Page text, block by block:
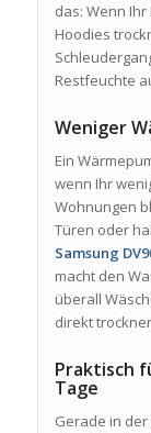
das: Wenn
Hoodies
Restfeuchte
Weniger
Ein
wenn Ihr
Wohnungen
Türen oder
Samsung
macht den
überall
direkt
Praktisch
Tage
Gerade in